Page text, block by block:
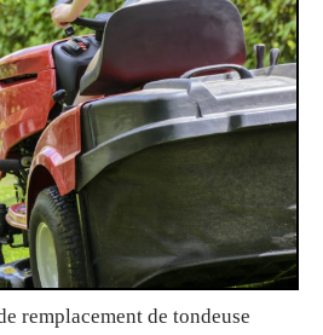
remplacement de tondeuse